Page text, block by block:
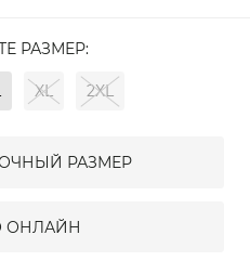
РАЗМЕР:
XL 2XL
РАЗМЕР
ОНЛАЙН